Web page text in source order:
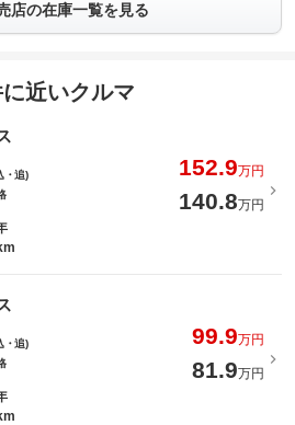
店の在庫一覧を見る
近いクルマ
・追)
152.9万円
140.8万円
・追)
99.9万円
81.9万円